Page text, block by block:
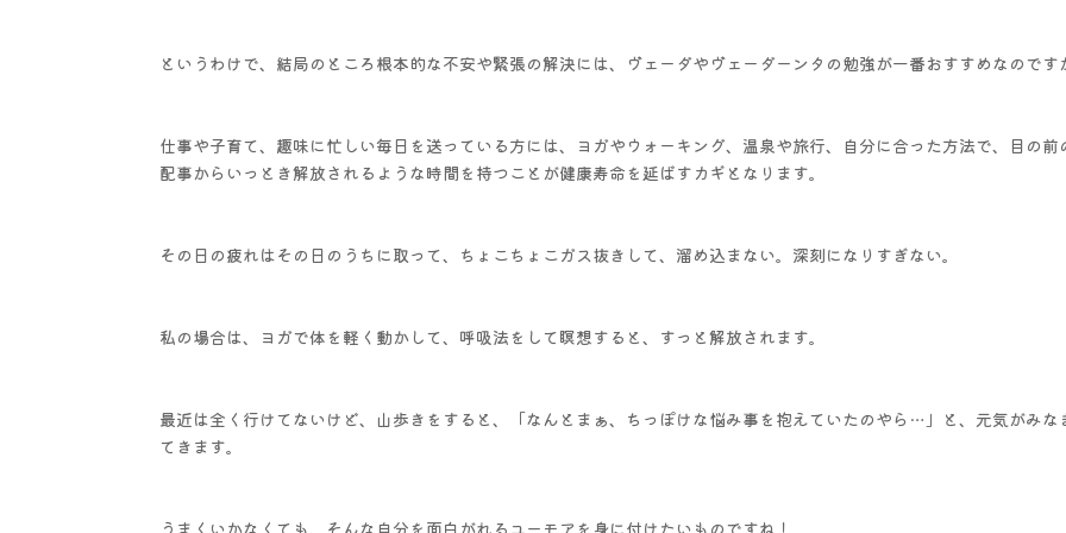
というわけで、結局のところ根本的な不安や緊張の解決には、ヴェーダやヴェーダーンタの勉強が一番おすすめなのです
仕事や子育て、趣味に忙しい毎日を送っている方には、ヨガやウォーキング、温泉や旅行、自分に合った方法で、目の前
配事からいっとき解放されるような時間を持つことが健康寿命を延ばすカギとなります。
その日の疲れはその日のうちに取って、ちょこちょこガス抜きして、溜め込まない。深刻になりすぎない。
私の場合は、ヨガで体を軽く動かして、呼吸法をして瞑想すると、すっと解放されます。
最近は全く行けてないけど、山歩きをすると、「なんとまぁ、ちっぽけな悩み事を抱えていたのやら…」と、元気がみな
てきます。
うまくいかなくても、そんな自分を面白がれるユーモアを身に付けたいものですね！